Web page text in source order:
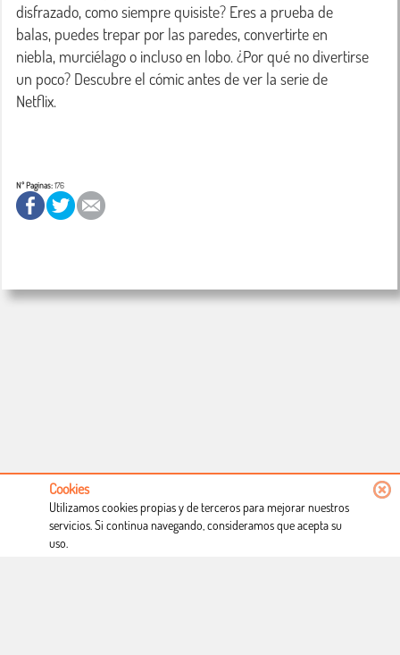
disfrazado, como siempre quisiste? Eres a prueba de
balas, puedes trepar por las paredes, convertirte en
niebla, murciélago o incluso en lobo. ¿Por qué no divertirse
un poco? Descubre el cómic antes de ver la serie de
Netflix.
Nº Paginas:176
Condiciones de uso
Cookies
Utilizamos cookies propias y de terceros para mejorar nuestros
servicios. Si continua navegando, consideramos que acepta su
uso.